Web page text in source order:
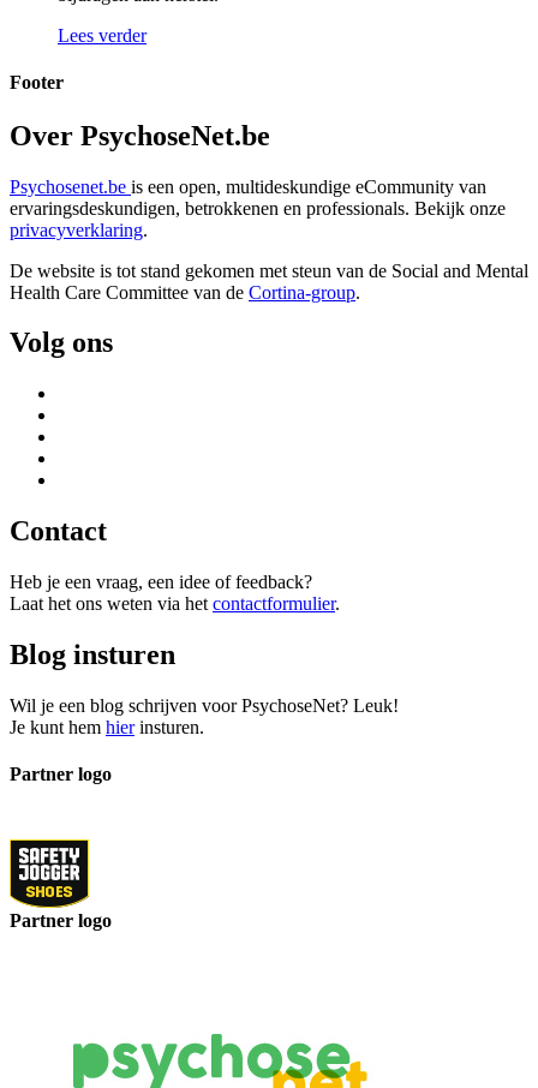
Lees verder
Footer
Over PsychoseNet.be
Psychosenet.be is een open, multideskundige eCommunity van
ervaringsdeskundigen, betrokkenen en professionals. Bekijk onze
privacyverklaring.
De website is tot stand gekomen met steun van de Social and Mental
Health Care Committee van de Cortina-group.
Volg ons
Contact
Heb je een vraag, een idee of feedback?
Laat het ons weten via het contactformulier.
Blog insturen
Wil je een blog schrijven voor PsychoseNet? Leuk!
Je kunt hem hierinsturen.
Partner logo
Partner logo